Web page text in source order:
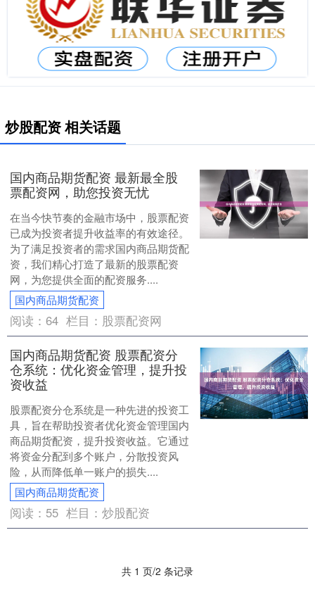
炒股配资 相关话题
国内商品期货配资 最新最全股
票配资网，助您投资无忧
在当今快节奏的金融市场中，股票配资
已成为投资者提升收益率的有效途径。
为了满足投资者的需求国内商品期货配
资，我们精心打造了最新的股票配资
网，为您提供全面的配资服务....
国内商品期货配资
阅读：64 栏目： 股票配资网
国内商品期货配资 股票配资分
仓系统：优化资金管理，提升投
资收益
股票配资分仓系统是一种先进的投资工
具，旨在帮助投资者优化资金管理国内
商品期货配资，提升投资收益。它通过
将资金分配到多个账户，分散投资风
险，从而降低单一账户的损失....
国内商品期货配资
阅读： 55 栏目：炒股配资
共 1 页/2 条记录